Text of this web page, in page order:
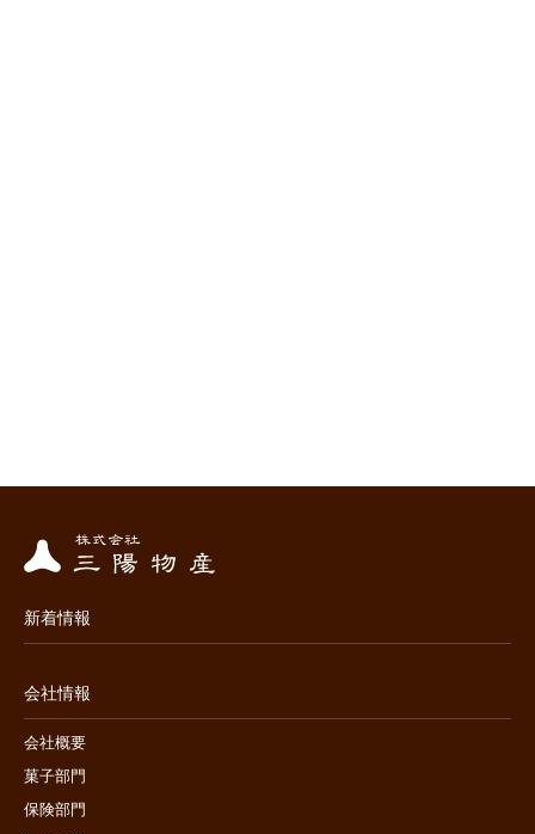
新着情報
会社情報
会社概要
菓子部門
保険部門